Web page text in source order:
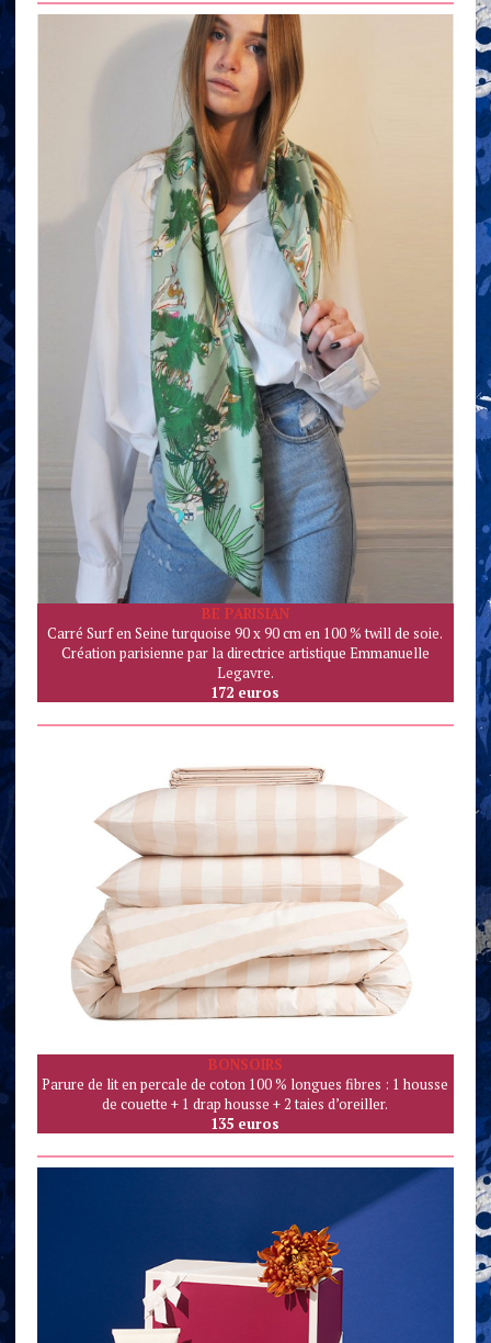
BE PARISIAN
Carré Surf en Seine turquoise 90 x 90 cm en 100 % twill de soie.
Création parisienne par la directrice artistique Emmanuelle
Legavre.
172 euros
BONSOIRS
Parure de lit en percale de coton 100 % longues fibres : 1 housse
de couette + 1 drap housse + 2 taies d’oreiller.
135 euros